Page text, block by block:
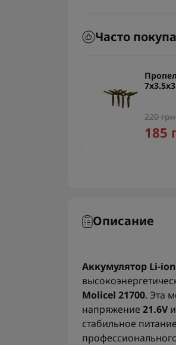
Часто
220
185
Описание
Аккумулятор Li-
Molicel 21700. Эта
напряжение 21.6V
стабильное